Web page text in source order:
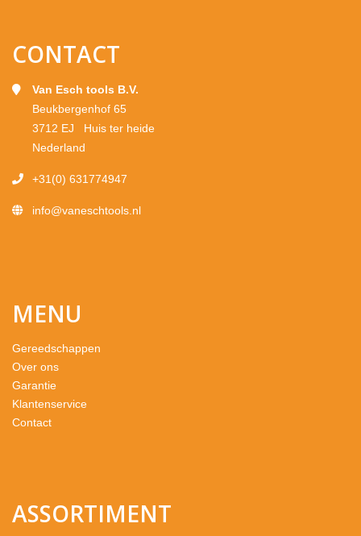
CONTACT
Van Esch tools B.V.
Beukbergenhof 65
3712 EJ Huis ter heide
Nederland
+31(0) 631774947
info@vaneschtools.nl
MENU
Gereedschappen
Over ons
Garantie
Klantenservice
Contact
ASSORTIMENT